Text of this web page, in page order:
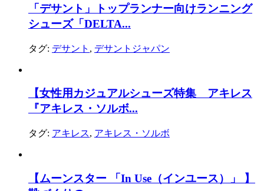
「デサント」トップランナー向けランニング
シューズ「DELTA...
タグ: デサント , デサントジャパン
【女性用カジュアルシューズ特集 アキレス
『アキレス・ソルボ...
タグ: アキレス, アキレス・ソルボ
【ムーンスター 「In Use（インユース）」 】